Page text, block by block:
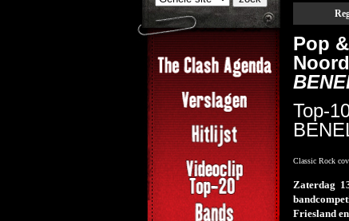
Pop
Top-
Classic Rock
Zaterdag
Friesland